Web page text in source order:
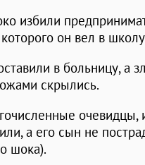
избили
он вел в
в больницу, а
скрылись.
очевидцы,
а его сын не
шока).